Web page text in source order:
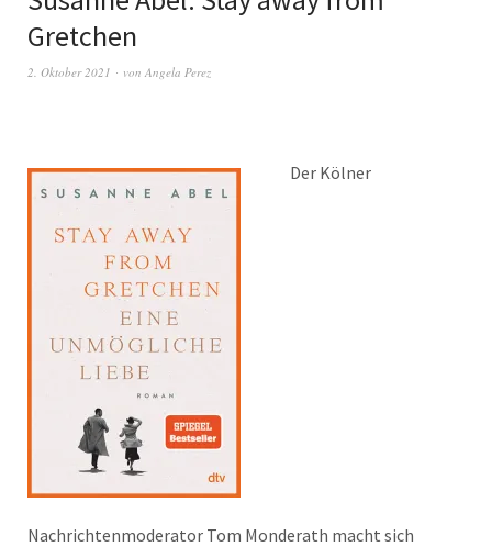
Gretchen
2. Oktober 2021 von Angela Perez
Der Kölner
Nachrichtenmoderator Tom Monderath macht sich